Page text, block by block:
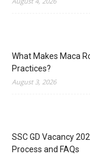
What Makes Maca
Practices?
August 3, 2026
SSC GD Vacancy
Process and FAQs